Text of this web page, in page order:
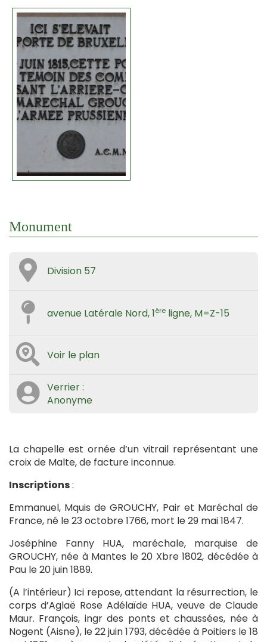
Monument
Division 57
avenue Latérale Nord, 1ère ligne, M=Z-15
Voir le plan
Verrier :
Anonyme
La chapelle est ornée d’un vitrail représentant une
croix de Malte, de facture inconnue.
Inscriptions:
Emmanuel, Mquis de GROUCHY, Pair et Maréchal de
France, né le 23 octobre 1766, mort le 29 mai 1847.
Joséphine Fanny HUA, maréchale, marquise de
GROUCHY, née à Mantes le 20 Xbre 1802, décédée à
Pau le 20 juin 1889.
(A l’intérieur) Ici repose, attendant la résurrection, le
corps d’Aglaë Rose Adélaïde HUA, veuve de Claude
Maur. François, ingr des ponts et chaussées, née à
Nogent (Aisne), le 22 juin 1793, décédée à Poitiers le 18